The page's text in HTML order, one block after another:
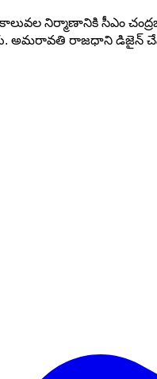
నిర్మాణానికి సీఎం
అమరావతి రాజధాని డిజైన్ చేసిన